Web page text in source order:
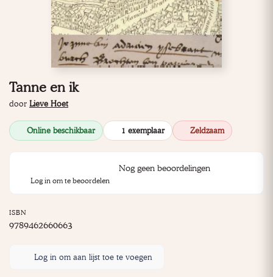
Tanne en ik
door Lieve Hoet
Online beschikbaar 1 exemplaar Zeldzaam
Nog geen beoordelingen
Log in om te beoordelen
ISBN
9789462660663
Log in om aan lijst toe te voegen